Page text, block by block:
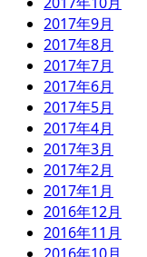
2017年9月
2017年8月
2017年7月
2017年6月
2017年5月
2017年4月
2017年3月
2017年2月
2017年1月
2016年12月
2016年11月